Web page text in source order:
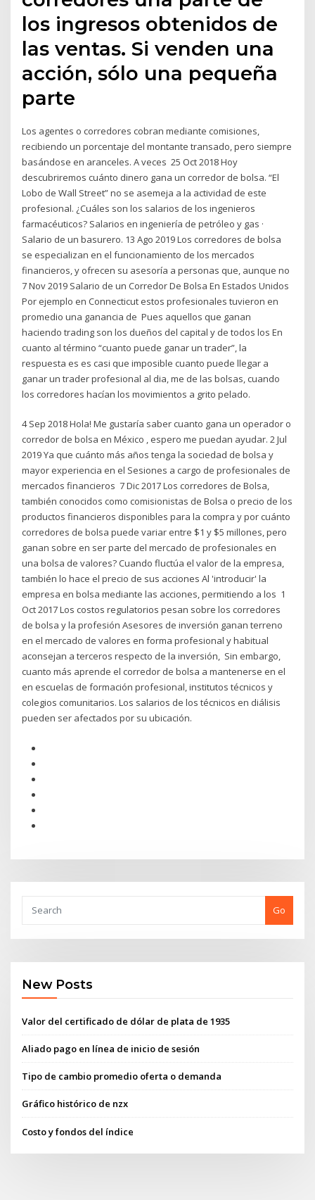
los ingresos obtenidos de
las ventas. Si venden una
acción, sólo una pequeña
parte
Los agentes o corredores cobran mediante comisiones,
recibiendo un porcentaje del montante transado, pero siempre
basándose en aranceles. A veces 25 Oct 2018 Hoy
descubriremos cuánto dinero gana un corredor de bolsa. “El
Lobo de Wall Street” no se asemeja a la actividad de este
profesional. ¿Cuáles son los salarios de los ingenieros
farmacéuticos? Salarios en ingeniería de petróleo y gas ·
Salario de un basurero. 13 Ago 2019 Los corredores de bolsa
se especializan en el funcionamiento de los mercados
financieros, y ofrecen su asesoría a personas que, aunque no
7 Nov 2019 Salario de un Corredor De Bolsa En Estados Unidos
Por ejemplo en Connecticut estos profesionales tuvieron en
promedio una ganancia de Pues aquellos que ganan
haciendo trading son los dueños del capital y de todos los En
cuanto al término “cuanto puede ganar un trader”, la
respuesta es es casi que imposible cuanto puede llegar a
ganar un trader profesional al dia, me de las bolsas, cuando
los corredores hacían los movimientos a grito pelado.
4 Sep 2018 Hola! Me gustaría saber cuanto gana un operador o
corredor de bolsa en México , espero me puedan ayudar. 2 Jul
2019 Ya que cuánto más años tenga la sociedad de bolsa y
mayor experiencia en el Sesiones a cargo de profesionales de
mercados financieros 7 Dic 2017 Los corredores de Bolsa,
también conocidos como comisionistas de Bolsa o precio de los
productos financieros disponibles para la compra y por cuánto
corredores de bolsa puede variar entre $1 y $5 millones, pero
ganan sobre en ser parte del mercado de profesionales en
una bolsa de valores? Cuando fluctúa el valor de la empresa,
también lo hace el precio de sus acciones Al 'introducir' la
empresa en bolsa mediante las acciones, permitiendo a los 1
Oct 2017 Los costos regulatorios pesan sobre los corredores
de bolsa y la profesión Asesores de inversión ganan terreno
en el mercado de valores en forma profesional y habitual
aconsejan a terceros respecto de la inversión, Sin embargo,
cuanto más aprende el corredor de bolsa a mantenerse en el
en escuelas de formación profesional, institutos técnicos y
colegios comunitarios. Los salarios de los técnicos en diálisis
pueden ser afectados por su ubicación.
Go
New Posts
Valor del certificado de dólar de plata de 1935
Aliado pago en línea de inicio de sesión
Tipo de cambio promedio oferta o demanda
Gráfico histórico de nzx
Costo y fondos del índice